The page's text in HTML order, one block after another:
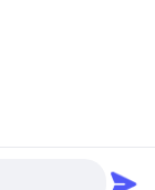
Construction